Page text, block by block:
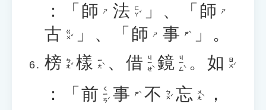
：「 師 ㄕ 法 ㄈㄚˇ 」、「 師 ㄕ
古 ㄍㄨˇ 」、「 師 ㄕ 事 ㄕˋ
」。
榜 ㄅㄤˇ 樣 ㄧㄤˋ 、 借 ㄐㄧㄝˋ 鏡 ㄐㄧㄥˋ 。 如 ㄖㄨˊ
：「 前 ㄑㄧㄢˊ 事 ㄕˋ 不 ㄅㄨˊ 忘 ㄨㄤˋ
，